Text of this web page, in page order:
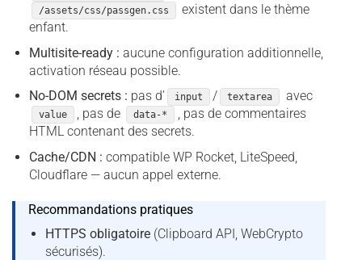
/assets/css/passgen.css
existent dans le thème
enfant.
Multisite-ready : aucune configuration additionnelle,
activation réseau possible.
No-DOM secrets : pas d’ input / textarea avec
value , pas de data-*
, pas de commentaires
HTML contenant des secrets.
Cache/CDN : compatible WP Rocket, LiteSpeed,
Cloudflare — aucun appel externe.
Recommandations pratiques
HTTPS obligatoire(Clipboard API, WebCrypto
sécurisés).